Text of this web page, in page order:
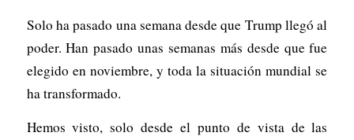
Solo ha pasado una semana desde que Trump llegó al
poder. Han pasado unas semanas más desde que fue
elegido en noviembre, y toda la situación mundial se
ha transformado.
Hemos visto, solo desde el punto de vista de las